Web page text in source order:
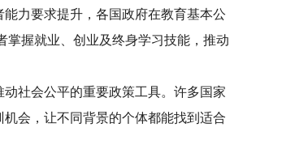
力要求提升，各国政府在教育基本公
掌握就业、创业及终身学习技能，推动
社会公平的重要政策工具。许多国家
会，让不同背景的个体都能找到适合